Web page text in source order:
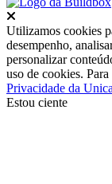
Utilizamos cookies
desempenho,
personalizar
uso de cookies.
Privacidade da
Estou ciente